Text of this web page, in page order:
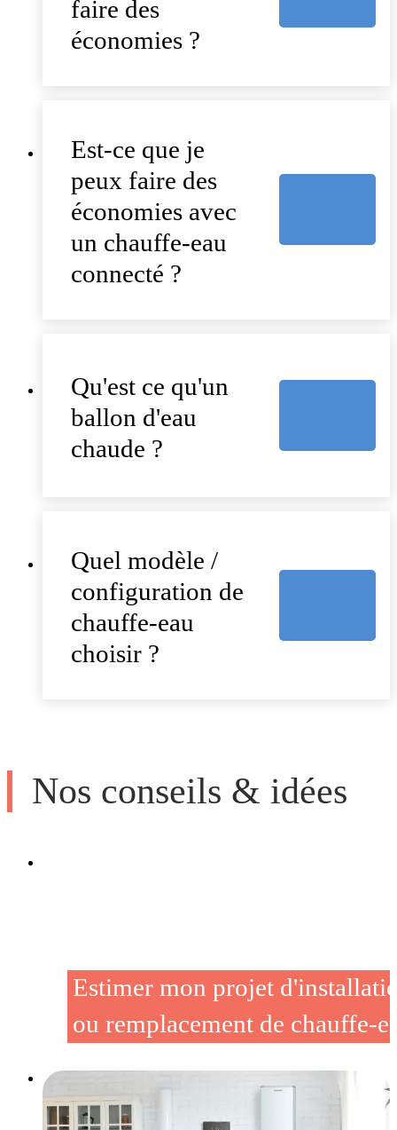
faire des
économies ?
Est-ce que je
peux faire des
économies avec
un chauffe-eau
connecté ?
Qu'est ce qu'un
ballon d'eau
chaude ?
Quel modèle /
configuration de
chauffe-eau
choisir ?
Nos conseils & idées
Estimer mon projet
ou remplacement de chauffe-